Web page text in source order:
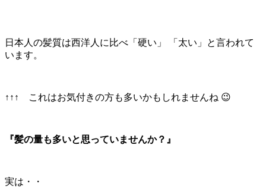
日本人の髪質は西洋人に比べ「硬い」 「太い」と言われて
います。
↑↑↑ これはお気付きの方も多いかもしれませんね 😉
『髪の量も多いと思っていませんか？』
実は・・